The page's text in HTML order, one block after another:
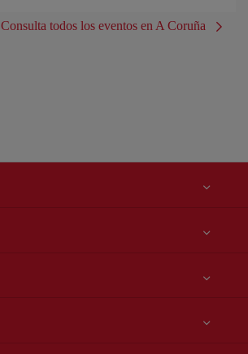
Consulta todos los eventos en A Coruña